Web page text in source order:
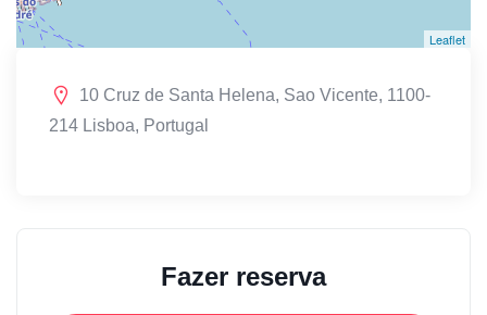
Leaflet
10 Cruz de Santa Helena, Sao Vicente, 1100-
214 Lisboa, Portugal
Fazer reserva